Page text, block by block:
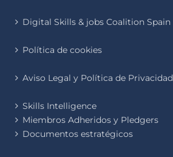
Digital Skills & jobs Coalition Spain
Política de cookies
Aviso Legal y Política de Privacidad
Skills Intelligence
Miembros Adheridos y Pledgers
Documentos estratégicos